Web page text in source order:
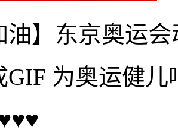
油】东京奥运
GIF 为奥运健儿